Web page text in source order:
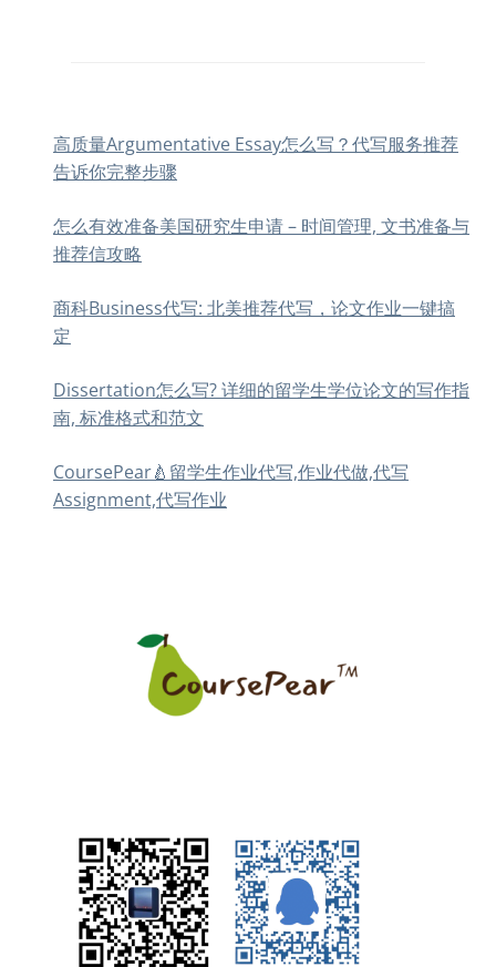
高质量Argumentative Essay怎么写？代写服务推荐
告诉你完整步骤
怎么有效准备美国研究生申请 – 时间管理, 文书准备与
推荐信攻略
商科Business代写: 北美推荐代写，论文作业一键搞
定
Dissertation怎么写? 详细的留学生学位论文的写作指
南, 标准格式和范文
CoursePear🍐留学生作业代写,作业代做,代写
Assignment,代写作业